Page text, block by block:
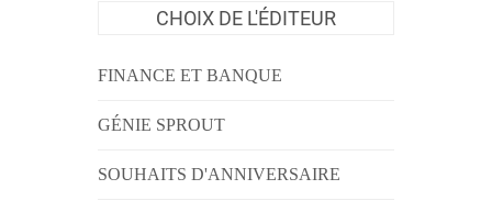
CHOIX DE L'ÉDITEUR
FINANCE ET BANQUE
GÉNIE SPROUT
SOUHAITS D'ANNIVERSAIRE